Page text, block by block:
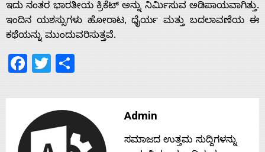
ಇದು ನಂತರ ಭಾರತೀಯ ಕ್ರಿಕೆಟ್ ಅನ್ನು ನಿರ್ಮಿಸುವ ಅಡಿಪಾಯವಾಗಿತ್ತು.
ಇಂದಿನ ಯಶಸ್ಸುಗಳು ಹೋರಾಟ, ಧೈರ್ಯ ಮತ್ತು ಬದಲಾವಣೆಯ ಈ
ಕಥೆಯನ್ನು ಮುಂದುವರಿಸುತ್ತವೆ.
Facebook
Twitter
Admin
ಸಮಾಜದ ಉತ್ತಮ ಸುದ್ದಿಗಳನ್ನು